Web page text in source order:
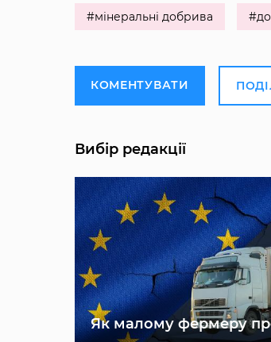
#мінеральні добрива
КОМЕНТУВАТИ
Вибір редакції
Як малому фермеру